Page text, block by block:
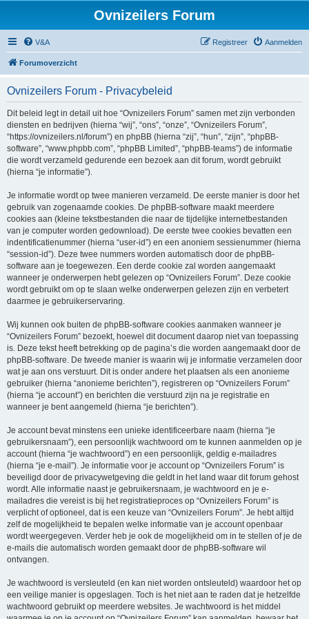
Ovnizeilers Forum
V&A Aanmelden
Registreer
Forumoverzicht
Ovnizeilers Forum - Privacybeleid
Dit beleid legt in detail uit hoe “Ovnizeilers Forum” samen met zijn verbonden
diensten en bedrijven (hierna “wij”, “ons”, “onze”, “Ovnizeilers Forum”,
“https://ovnizeilers.nl/forum”) en phpBB (hierna “zij”, “hun”, “zijn”, “phpBB-
software”, “www.phpbb.com”, “phpBB Limited”, “phpBB-teams”) de informatie
die wordt verzameld gedurende een bezoek aan dit forum, wordt gebruikt
(hierna “je informatie”).
Je informatie wordt op twee manieren verzameld. De eerste manier is door het
gebruik van zogenaamde cookies. De phpBB-software maakt meerdere
cookies aan (kleine tekstbestanden die naar de tijdelijke internetbestanden
van je computer worden gedownload). De eerste twee cookies bevatten een
indentificatienummer (hierna “user-id”) en een anoniem sessienummer (hierna
“session-id”). Deze twee nummers worden automatisch door de phpBB-
software aan je toegewezen. Een derde cookie zal worden aangemaakt
wanneer je onderwerpen hebt gelezen op “Ovnizeilers Forum”. Deze cookie
wordt gebruikt om op te slaan welke onderwerpen gelezen zijn en verbetert
daarmee je gebruikerservaring.
Wij kunnen ook buiten de phpBB-software cookies aanmaken wanneer je
“Ovnizeilers Forum” bezoekt, hoewel dit document daarop niet van toepassing
is. Deze tekst heeft betrekking op de pagina’s die worden aangemaakt door de
phpBB-software. De tweede manier is waarin wij je informatie verzamelen door
wat je aan ons verstuurt. Dit is onder andere het plaatsen als een anonieme
gebruiker (hierna “anonieme berichten”), registreren op “Ovnizeilers Forum”
(hierna “je account”) en berichten die verstuurd zijn na je registratie en
wanneer je bent aangemeld (hierna “je berichten”).
Je account bevat minstens een unieke identificeerbare naam (hierna “je
gebruikersnaam”), een persoonlijk wachtwoord om te kunnen aanmelden op je
account (hierna “je wachtwoord”) en een persoonlijk, geldig e-mailadres
(hierna “je e-mail”). Je informatie voor je account op “Ovnizeilers Forum” is
beveiligd door de privacywetgeving die geldt in het land waar dit forum gehost
wordt. Alle informatie naast je gebruikersnaam, je wachtwoord en je e-
mailadres die vereist is bij het registratieproces op “Ovnizeilers Forum” is
verplicht of optioneel, dat is een keuze van “Ovnizeilers Forum”. Je hebt altijd
zelf de mogelijkheid te bepalen welke informatie van je account openbaar
wordt weergegeven. Verder heb je ook de mogelijkheid om in te stellen of je de
e-mails die automatisch worden gemaakt door de phpBB-software wil
ontvangen.
Je wachtwoord is versleuteld (en kan niet worden ontsleuteld) waardoor het op
een veilige manier is opgeslagen. Toch is het niet aan te raden dat je hetzelfde
wachtwoord gebruikt op meerdere websites. Je wachtwoord is het middel